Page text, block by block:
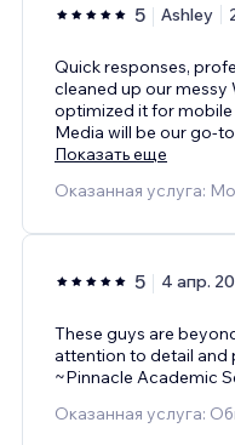
5 Ashley
Quick responses,
cleaned up our messy
optimized it for
Media will be our go-
Показать еще
Оказанная услуга:
5 4 апр.
These guys are
attention to detail and
~Pinnacle Academic
Оказанная услуга: